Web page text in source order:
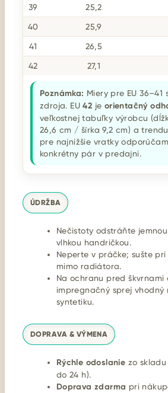
39 25,2
40 25,9
41 26,5
42 27,1
Poznámka: Miery pre EU
zdroja. EU42 je orientačný
veľkostnej tabuľky výrobcu
26,6 cm / šírka 9,2 cm) a
pre najnižšie vratky
konkrétny pár v predajni.
ÚDRŽBA
Nečistoty odstráňte
vlhkou handričkou.
Neperte v práčke; sušte
mimo radiátora.
Na ochranu pred škvrnami
impregnačný sprej vhodný
syntetiku.
DOPRAVA & VÝMENA
Rýchle odoslanie zo skladu
do 24 h).
Doprava zdarma pri